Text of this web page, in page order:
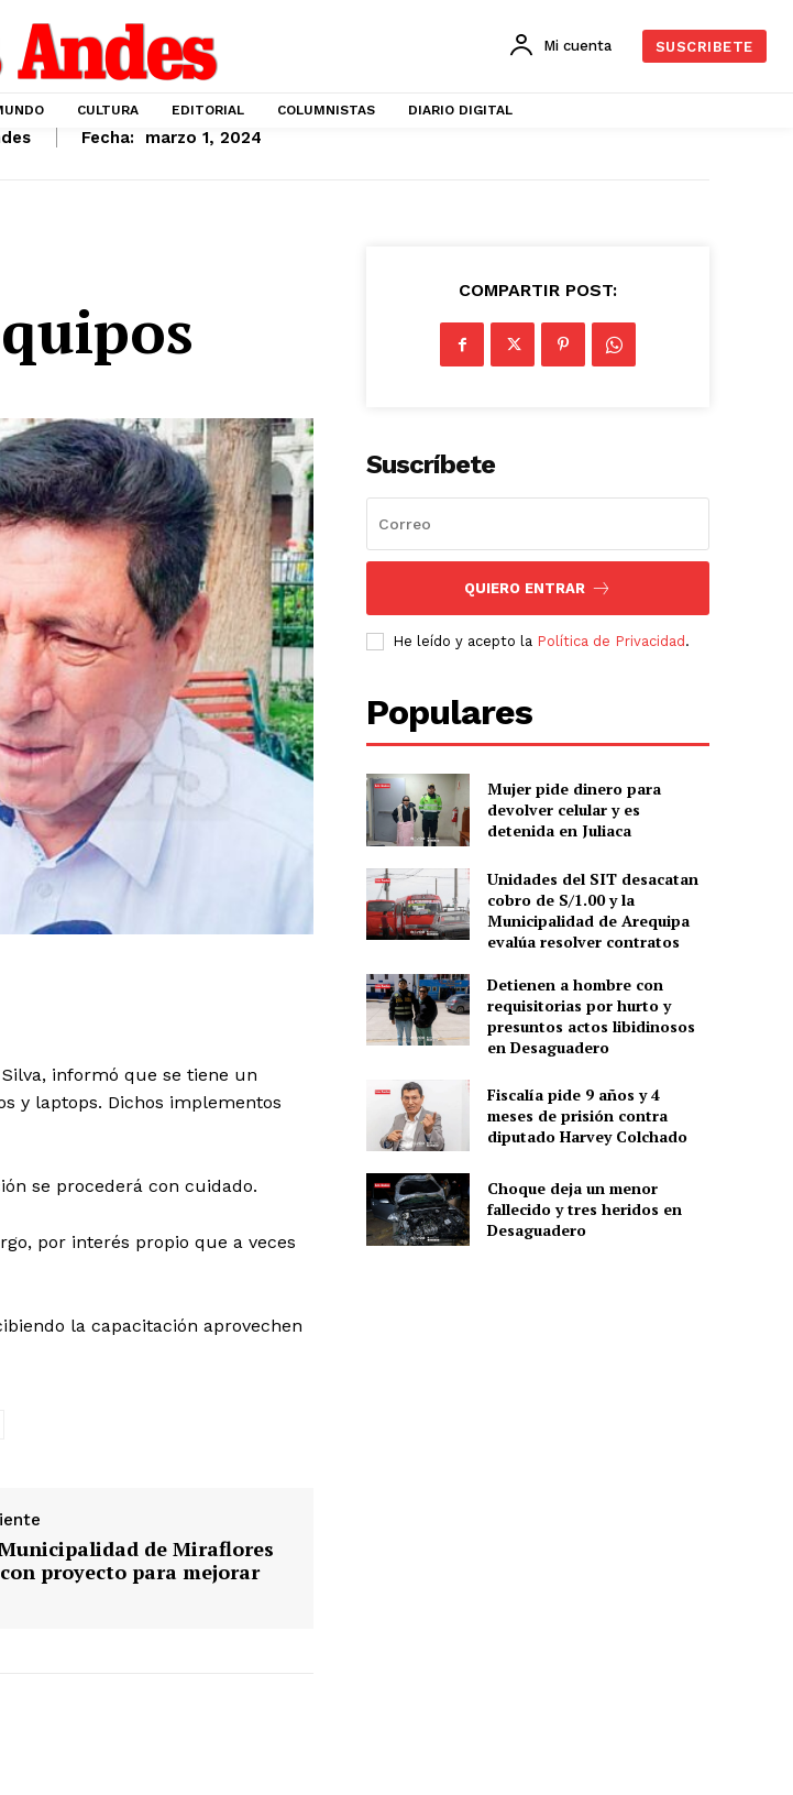
Diario los Andes
Mi cuenta SUSCRIBETE
CULTURA EDITORIAL COLUMNISTAS DIARIO DIGITAL
Fecha: marzo 1, 2024
informó que se tiene un
y laptops. Dichos implementos
se procederá con cuidado.
por interés propio que a veces
la capacitación aprovechen
de Miraflores
proyecto para mejorar
COMPARTIR POST:
Suscríbete
QUIERO ENTRAR
He leído y acepto la Política de Privacidad .
Populares
Mujer pide dinero para
devolver celular y es
detenida en Juliaca
Unidades del SIT desacatan
cobro de S/1.00 y la
Municipalidad de Arequipa
evalúa resolver contratos
Detienen a hombre con
requisitorias por hurto y
presuntos actos libidinosos
en Desaguadero
Fiscalía pide 9 años y 4
meses de prisión contra
diputado Harvey Colchado
Choque deja un menor
fallecido y tres heridos en
Desaguadero